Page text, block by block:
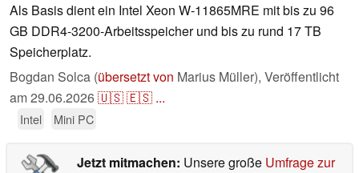
Als Basis dient ein Intel Xeon W-11865MRE mit bis zu 96
GB DDR4-3200-Arbeitsspeicher und bis zu rund 17 TB
Speicherplatz.
Bogdan Solca (übersetzt von Marius Müller), Veröffentlicht
am29.06.2026🇺🇸🇪🇸 ...
Intel Mini PC
Jetzt mitmachen: Unsere große Umfrage zur